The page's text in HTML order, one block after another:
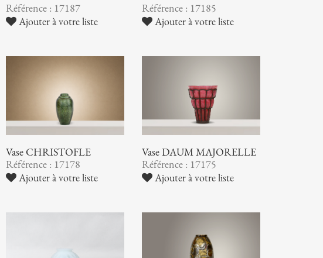
Référence : 17187
Ajouter à votre liste
Référence : 17185
Ajouter à votre liste
Vase CHRISTOFLE
Référence : 17178
Ajouter à votre liste
Vase DAUM MAJORELLE
Référence : 17175
Ajouter à votre liste